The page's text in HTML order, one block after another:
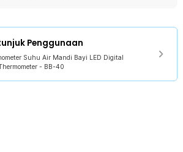
untuk pembelian produk ini:
Suhu Air Mandi Bayi LED Digital Baby Bath
40
Penggunaan
Suhu Air Mandi Bayi LED Digital
- BB-40